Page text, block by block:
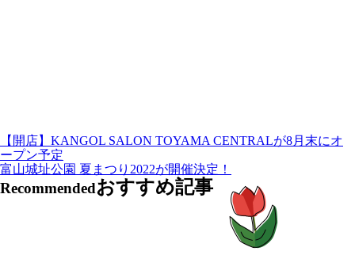
【開店】KANGOL SALON TOYAMA CENTRALが8月末にオ
ープン予定
富山城址公園 夏まつり2022が開催決定！
Recommendedおすすめ記事